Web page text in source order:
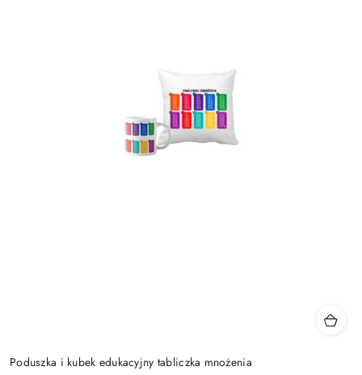
Poduszka i kubek edukacyjny tabliczka mnożenia